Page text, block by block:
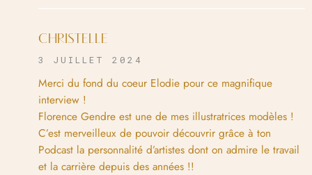
CHRISTELLE
3 JUILLET 2024
Merci du fond du coeur Elodie pour ce magnifique
interview !
Florence Gendre est une de mes illustratrices modèles !
C’est merveilleux de pouvoir découvrir grâce à ton
Podcast la personnalité d’artistes dont on admire le travail
et la carrière depuis des années !!